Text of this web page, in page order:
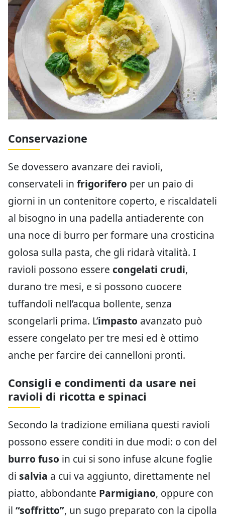
Conservazione
Se dovessero avanzare dei ravioli,
conservateli in frigorifero per un paio di
giorni in un contenitore coperto, e riscaldateli
al bisogno in una padella antiaderente con
una noce di burro per formare una crosticina
golosa sulla pasta, che gli ridarà vitalità. I
ravioli possono essere congelati crudi,
durano tre mesi, e si possono cuocere
tuffandoli nell’acqua bollente, senza
scongelarli prima. L’impasto avanzato può
essere congelato per tre mesi ed è ottimo
anche per farcire dei cannelloni pronti.
Consigli e condimenti da usare nei
ravioli di ricotta e spinaci
Secondo la tradizione emiliana questi ravioli
possono essere conditi in due modi: o con del
burro fuso in cui si sono infuse alcune foglie
di salvia a cui va aggiunto, direttamente nel
piatto, abbondante Parmigiano, oppure con
il “soffritto”, un sugo preparato con la cipolla